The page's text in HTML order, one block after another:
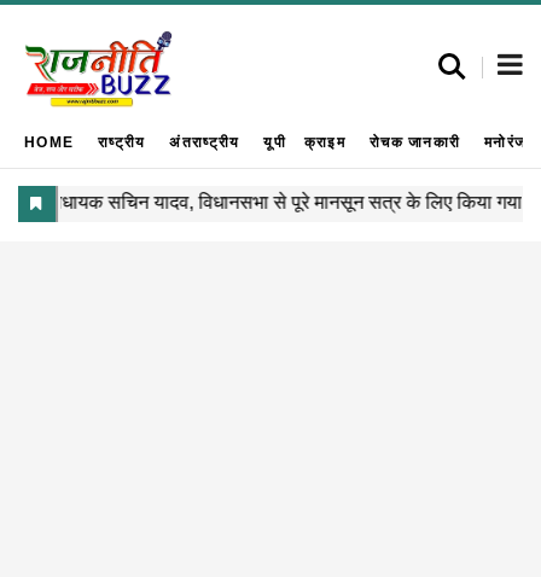
HOME राष्ट्रीय अंतराष्ट्रीय यूपी क्राइम रोचक जानकारी मनोरंजन